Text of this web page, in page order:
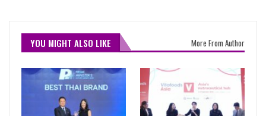
YOU MIGHT ALSO LIKE More From Author